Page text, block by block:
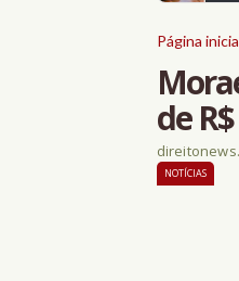
Página
de
NOTÍCIAS